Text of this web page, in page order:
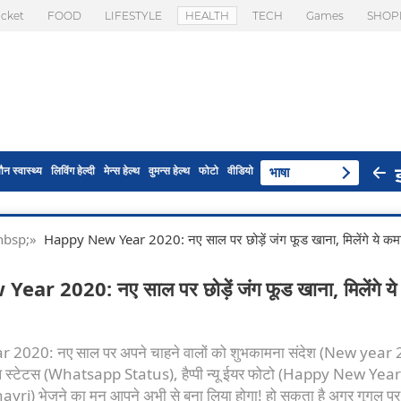
FOOD LIFESTYLE HEALTH TECH Games
स्वास्थ्य लिविंग हेल्दी मेन्स हेल्थ वुमन्स हेल्थ फोटो वीडियो भाषा
Happy New Year 2020: नए साल पर छोड़ें जंग फूड खाना, मिलेंगे ये
2020: नए साल पर छोड़ें जंग फूड खाना, मिलेंगे ये
2020: नए साल पर अपने चाहने वालों को शुभकामना संदेश (New year
स्टेटस (Whatsapp Status), हैप्पी न्यू ईयर फोटो (Happy New Year
भेजने का मन आपने अभी से बना लिया होगा! हो सकता है अगर गूगल